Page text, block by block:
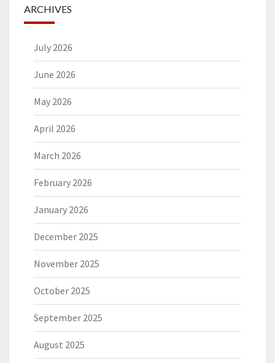
ARCHIVES
July 2026
June 2026
May 2026
April 2026
March 2026
February 2026
January 2026
December 2025
November 2025
October 2025
September 2025
August 2025